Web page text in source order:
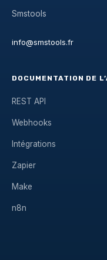
Smstools
info@smstools.fr
DOCUMENTATION DE
REST API
Webhooks
Intégrations
Zapier
Make
n8n